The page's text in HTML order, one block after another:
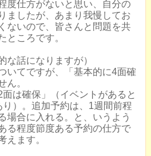
度仕方がないと思い、自分の
ましたが、あまり我慢してお
ないので、皆さんと問題を共
ところです。
な話になりますが）
いてですが、「基本的に4面確
ん。
は確保」（イベントがあると
り）。追加予約は、1週間前程
場合に入れる。と、いうよう
る程度節度ある予約の仕方で
えます。